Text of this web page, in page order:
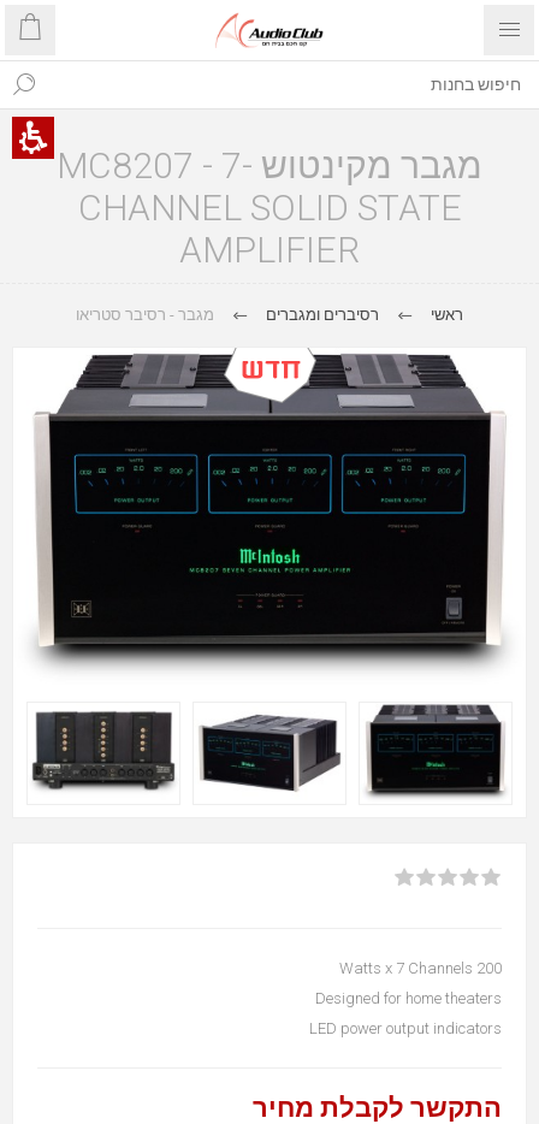
מגבר מקינטוש MC8207 - 7-
CHANNEL SOLID STATE
AMPLIFIER
ראשי רסיברים ומגברים מגבר - רסיבר סטריאו
200 Watts x 7 Channels
Designed for home theaters
LED power output indicators
התקשר לקבלת מחיר